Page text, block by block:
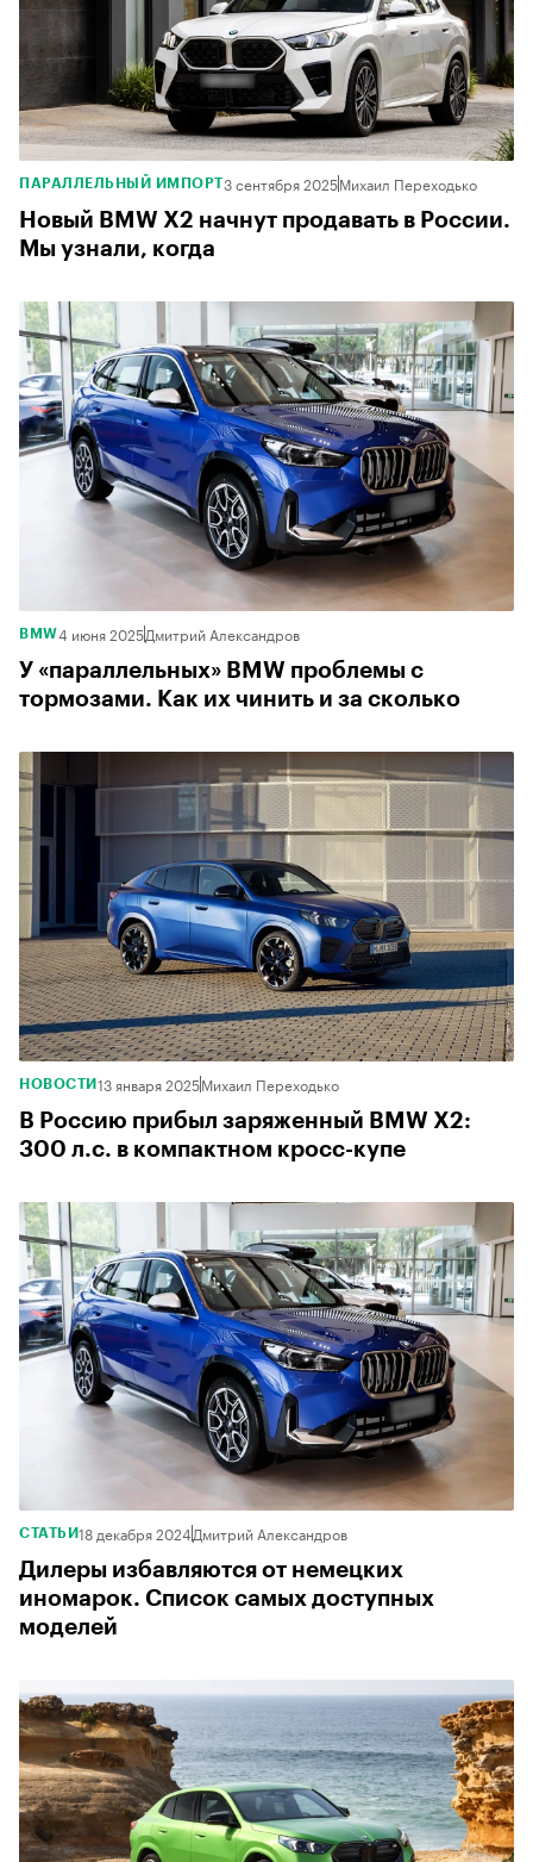
ПАРАЛЛЕЛЬНЫЙ ИМПОРТ 3 сентября 2025Михаил Переходько
Новый BMW X2 начнут продавать в России.
Мы узнали, когда
BMW4 июня 2025Дмитрий Александров
У «параллельных» BMW проблемы с
тормозами. Как их чинить и за сколько
НОВОСТИ 13 января 2025Михаил Переходько
В Россию прибыл заряженный BMW X2:
300 л.с. в компактном кросс-купе
СТАТЬИ18 декабря 2024Дмитрий Александров
Дилеры избавляются от немецких
иномарок. Список самых доступных
моделей